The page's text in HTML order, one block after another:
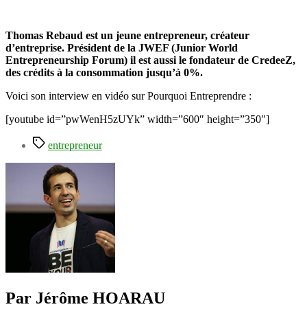
de
réaliser
des
la
jusqu’à
Thomas Rebaud est un jeune entrepreneur, créateur
d’entreprise. Président de la JWEF (Junior World
Entrepreneurship Forum) il est aussi le fondateur de CredeeZ,
des crédits à la consommation jusqu’à 0%.
Voici son interview en vidéo sur Pourquoi Entreprendre :
[youtube id=”pwWenH5zUYk” width=”600″ height=”350″]
Étiquettes
entrepreneur
Par Jérôme HOARAU